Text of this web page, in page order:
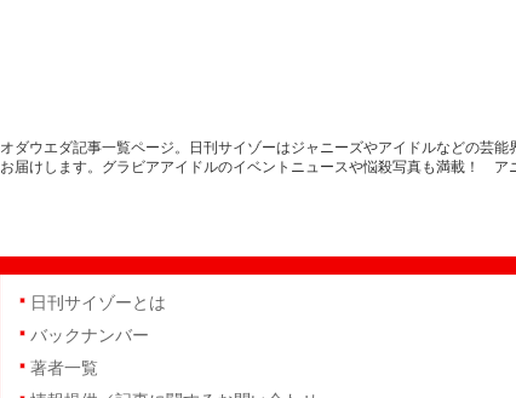
オダウエダ記事一覧ページ。日刊サイゾーはジャニーズやアイドルなどの芸
お届けします。グラビアアイドルのイベントニュースや悩殺写真も満載！ ア
日刊サイゾーとは
バックナンバー
著者一覧